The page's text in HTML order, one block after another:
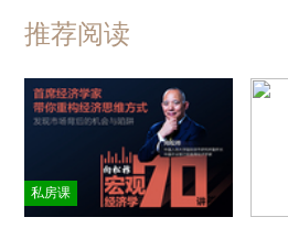
推荐阅读
私房课